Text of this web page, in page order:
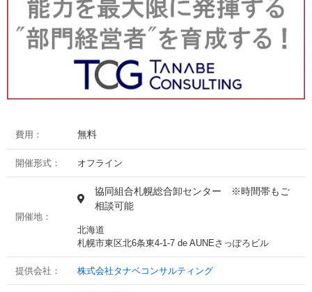
費用： 無料
開催形式： オフライン
開催地：
協同組合札幌総合卸センター ※時間帯もご
相談可能
北海道
札幌市東区北6条東4-1-7 de AUNEさっぽろビル
提供会社： 株式会社タナベコンサルティング